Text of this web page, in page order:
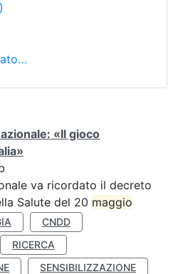
«Il gioco
va ricordato il decreto
Salute del 20 maggio
CNDD
RICERCA
SENSIBILIZZAZIONE